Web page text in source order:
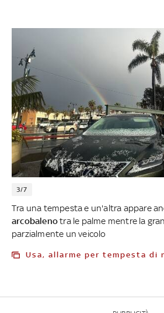
3/7
Tra una tempesta e un'altra appare
arcobalenotra le palme mentre la
parzialmente un veicolo
Usa, allarme per tempesta di